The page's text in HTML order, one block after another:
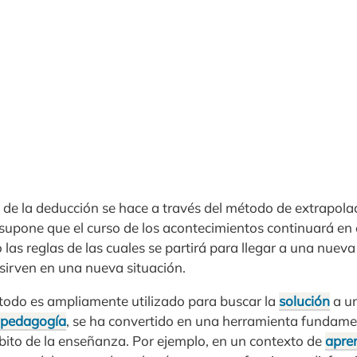
de la deducción se hace a través del método de
que el curso de los acontecimientos continuará en
reglas de las cuales se partirá para llegar a una
en una nueva situación.
es ampliamente utilizado para buscar la solucióna
pedagogía, se ha convertido en una herramienta
de la enseñanza. Por ejemplo, en un contexto de